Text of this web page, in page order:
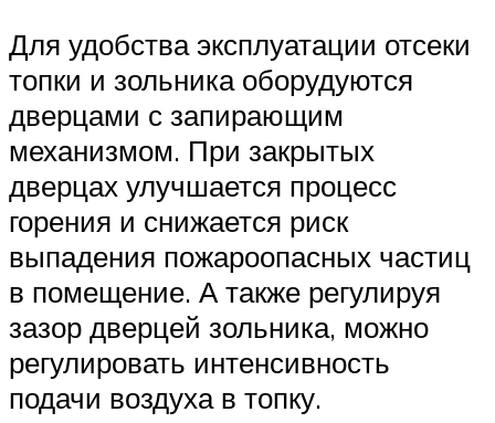
Для удобства эксплуатации отсеки
топки и зольника оборудуются
дверцами с запирающим
механизмом. При закрытых
дверцах улучшается процесс
горения и снижается риск
выпадения пожароопасных частиц
в помещение. А также регулируя
зазор дверцей зольника, можно
регулировать интенсивность
подачи воздуха в топку.